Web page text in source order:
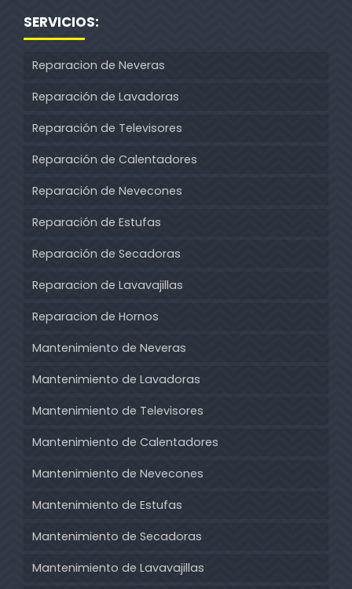
SERVICIOS:
Reparacion de Neveras
Reparación de Lavadoras
Reparación de Televisores
Reparación de Calentadores
Reparación de Nevecones
Reparación de Estufas
Reparación de Secadoras
Reparacion de Lavavajillas
Reparacion de Hornos
Mantenimiento de Neveras
Mantenimiento de Lavadoras
Mantenimiento de Televisores
Mantenimiento de Calentadores
Mantenimiento de Nevecones
Mantenimiento de Estufas
Mantenimiento de Secadoras
Mantenimiento de Lavavajillas